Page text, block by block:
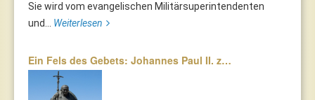
Sie wird vom evangelischen Militärsuperintendenten
und... Weiterlesen
Ein Fels des Gebets: Johannes Paul II. z…